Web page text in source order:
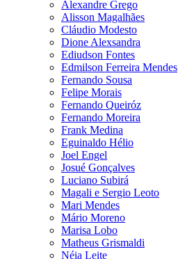
Alexandre Grego
Alisson Magalhães
Cláudio Modesto
Dione Alexsandra
Ediudson Fontes
Edmilson Ferreira Mendes
Fernando Sousa
Felipe Morais
Fernando Queiróz
Fernando Moreira
Frank Medina
Eguinaldo Hélio
Joel Engel
Josué Gonçalves
Luciano Subirá
Magali e Sergio Leoto
Mari Mendes
Mário Moreno
Marisa Lobo
Matheus Grismaldi
Néia Leite